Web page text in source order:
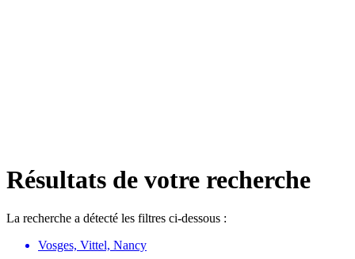
Résultats de votre recherche
La recherche a détecté les filtres ci-dessous :
Vosges, Vittel, Nancy